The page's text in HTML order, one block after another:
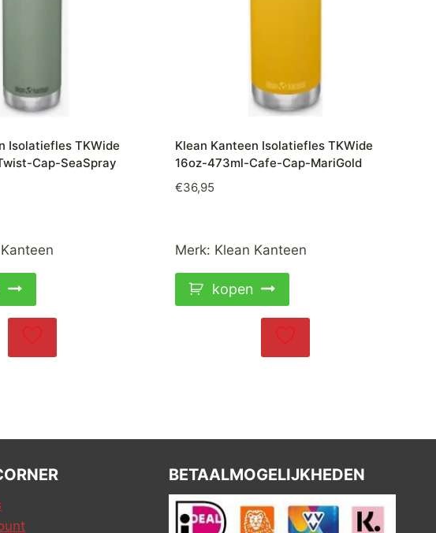
Isolatiefles TKWide
Cap-SeaSpray
Klean Kanteen Isolatiefles TKWide
16oz-473ml-Cafe-Cap-MariGold
€36,95
Merk: Klean Kanteen
kopen
BETAALMOGELIJKHEDEN